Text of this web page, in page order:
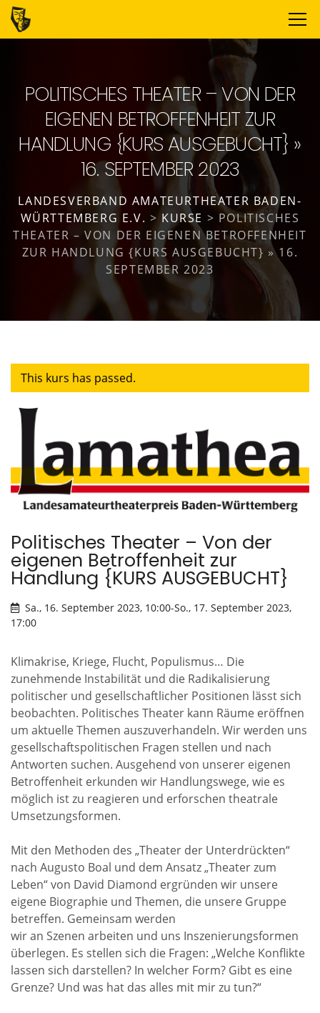
POLITISCHES THEATER – VON DER
EIGENEN BETROFFENHEIT ZUR
HANDLUNG {KURS AUSGEBUCHT} »
16. SEPTEMBER 2023
LANDESVERBAND AMATEURTHEATER BADEN-
WÜRTTEMBERG E.V. > KURSE > POLITISCHES
THEATER – VON DER EIGENEN BETROFFENHEIT
ZUR HANDLUNG {KURS AUSGEBUCHT} » 16.
SEPTEMBER 2023
This kurs has passed.
Politisches Theater – Von der
eigenen Betroffenheit zur
Handlung {KURS AUSGEBUCHT}
Sa., 16. September 2023, 10:00-So., 17. September 2023,
17:00
Klimakrise, Kriege, Flucht, Populismus… Die
zunehmende Instabilität und die Radikalisierung
politischer und gesellschaftlicher Positionen lässt sich
beobachten. Politisches Theater kann Räume eröffnen
um aktuelle Themen auszuverhandeln. Wir werden uns
gesellschaftspolitischen Fragen stellen und nach
Antworten suchen. Ausgehend von unserer eigenen
Betroffenheit erkunden wir Handlungswege, wie es
möglich ist zu reagieren und erforschen theatrale
Umsetzungsformen.
Mit den Methoden des „Theater der Unterdrückten“
nach Augusto Boal und dem Ansatz „Theater zum
Leben“ von David Diamond ergründen wir unsere
eigene Biographie und Themen, die unsere Gruppe
betreffen. Gemeinsam werden
wir an Szenen arbeiten und uns Inszenierungsformen
überlegen. Es stellen sich die Fragen: „Welche Konflikte
lassen sich darstellen? In welcher Form? Gibt es eine
Grenze? Und was hat das alles mit mir zu tun?“